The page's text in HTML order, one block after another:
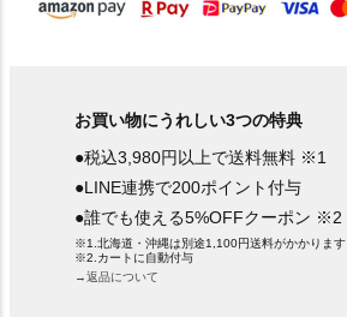
お買い物にうれしい3つの特典
●税込3,980円以上で送料無料 ※1
●LINE連携で200ポイント付与
●誰でも使える5%OFFクーポン ※2
※1.北海道・沖縄は別途1,100円送料がかかります
※2.カートに自動付与
→返品について